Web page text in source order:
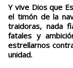
Y vive Dios que
el timón de la
traidoras, nada
fatales y
estrellarnos
unidad.